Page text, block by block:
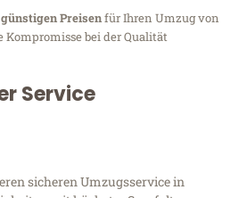
günstigen Preisenfür Ihren Umzug von
bei der Qualität
Service
sicheren Umzugsservice in